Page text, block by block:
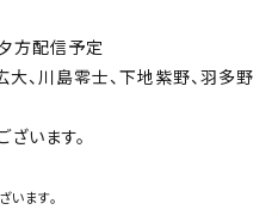
方配信予定
大、川島零士、下地紫野、羽多野
います。
ます。